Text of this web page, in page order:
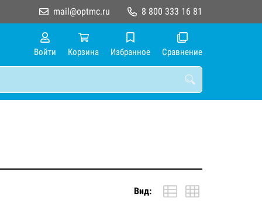
8 800 333 16 81
mail@optmc.ru
Войти Корзина Избранное Сравнение
Вид: